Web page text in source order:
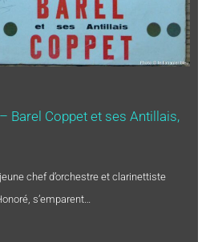
Barel Coppet et ses Antillais,
chef d’orchestre et clarinettiste
s’emparent…